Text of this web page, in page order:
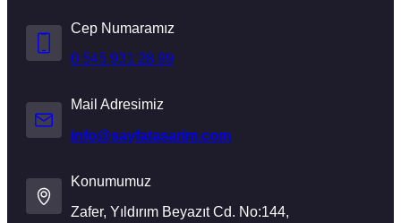
Cep Numaramız
0 545 931 28 99
Mail Adresimiz
info@sayfatasarim.com
Konumumuz
Zafer, Yıldırım Beyazıt Cd. No:144,